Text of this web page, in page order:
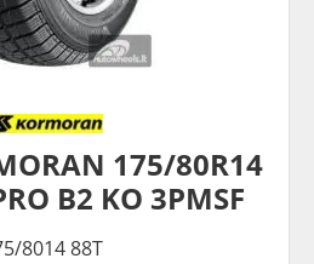
175/80R14
B2 KO 3PMSF
8014 88T